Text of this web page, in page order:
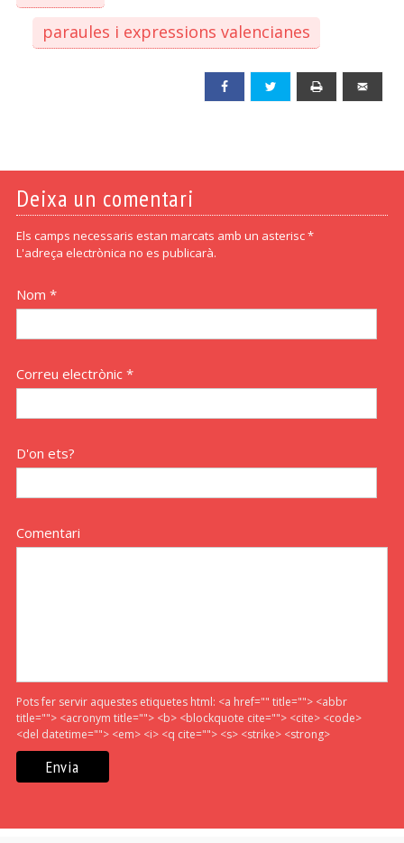
paraules i expressions valencianes
Facebook Twitter
Deixa un comentari
Els camps necessaris estan marcats amb un asterisc *
L'adreça electrònica no es publicarà.
Nom *
Correu electrònic *
D'on ets?
Comentari
Pots fer servir aquestes etiquetes html: <a href="" title=""> <abbr
title=""> <acronym title=""> <b> <blockquote cite=""> <cite> <code>
<del datetime=""> <em> <i> <q cite=""> <s> <strike> <strong>